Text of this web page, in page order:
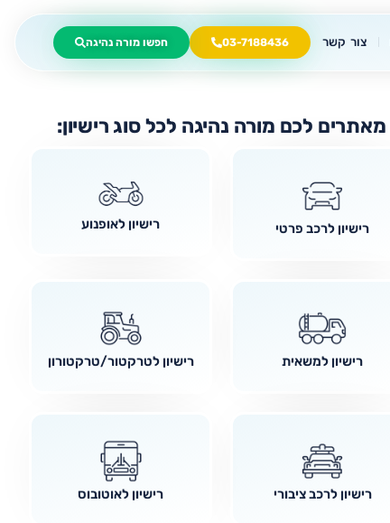
צור קשר 03-7188436 חפשו מורה נהיגה
מאתרים לכם מורה נהיגה לכל סוג רישיון:
רישיון לרכב פרטי רישיון לאופנוע
רישיון למשאית רישיון לטרקטור/טרקטורון
רישיון לרכב ציבורי רישיון לאוטובוס